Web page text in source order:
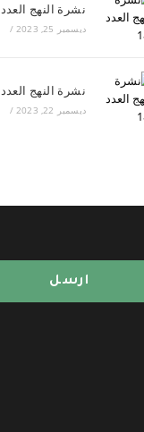
نشرة النهج العدد 182
ديسمبر 25, 2023 /
نشرة النهج العدد 180
ديسمبر 22, 2023 /
ارسل